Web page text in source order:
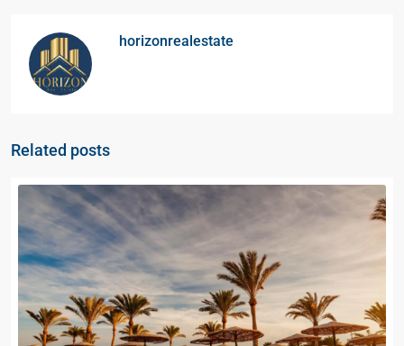
horizonrealestate
Related posts